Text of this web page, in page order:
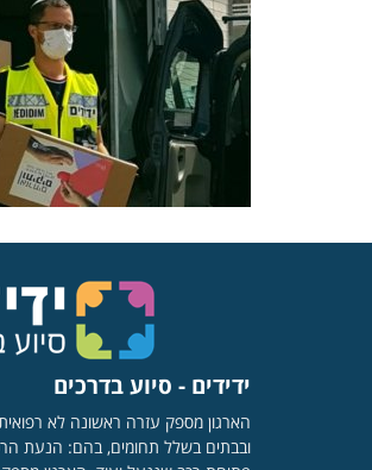
ידידים - סיוע בדרכים
הארגון מספק עזרה ראשונה לא
ובבתים בשלל תחומים, בהם: הנעת